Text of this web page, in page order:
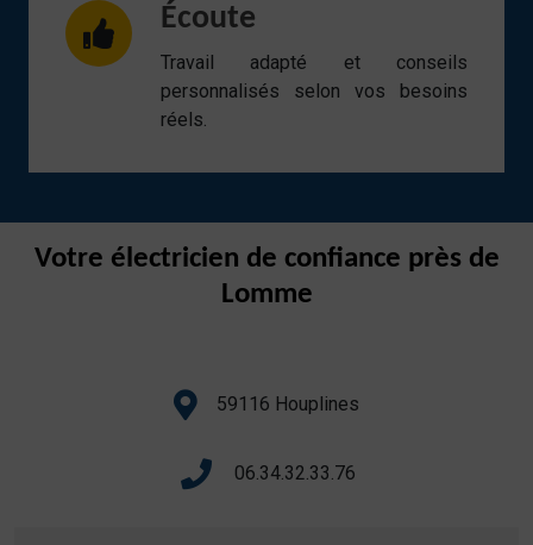
Écoute
Travail adapté et conseils
personnalisés selon vos besoins
réels.
Votre électricien de confiance près de
Lomme
59116 Houplines
06.34.32.33.76